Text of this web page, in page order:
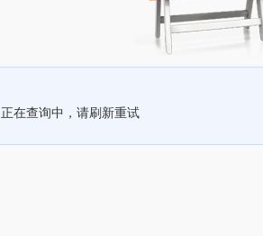
正在查询中，请刷新重试